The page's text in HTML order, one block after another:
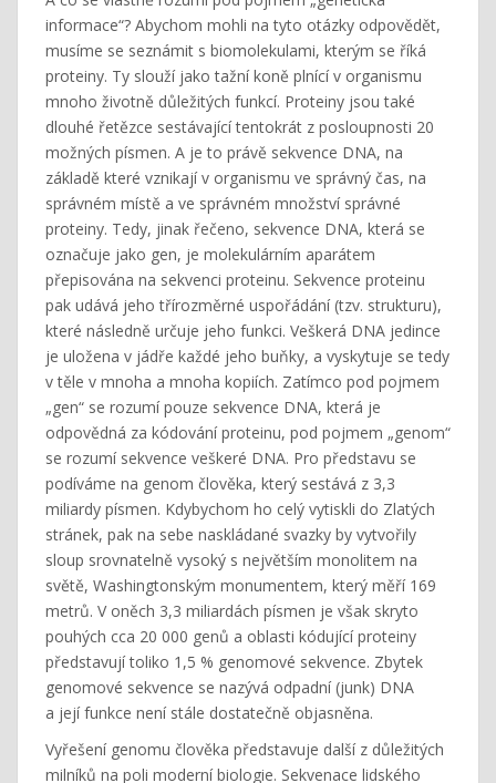
informace“? Abychom mohli na tyto otázky odpovědět,
musíme se seznámit s biomolekulami, kterým se říká
proteiny. Ty slouží jako tažní koně plnící v organismu
mnoho životně důležitých funkcí. Proteiny jsou také
dlouhé řetězce sestávající tentokrát z posloupnosti 20
možných písmen. A je to právě sekvence DNA, na
základě které vznikají v organismu ve správný čas, na
správném místě a ve správném množství správné
proteiny. Tedy, jinak řečeno, sekvence DNA, která se
označuje jako gen, je molekulárním aparátem
přepisována na sekvenci proteinu. Sekvence proteinu
pak udává jeho třírozměrné uspořádání (tzv. strukturu),
které následně určuje jeho funkci. Veškerá DNA jedince
je uložena v jádře každé jeho buňky, a vyskytuje se tedy
v těle v mnoha a mnoha kopiích. Zatímco pod pojmem
„gen“ se rozumí pouze sekvence DNA, která je
odpovědná za kódování proteinu, pod pojmem „genom“
se rozumí sekvence veškeré DNA. Pro představu se
podíváme na genom člověka, který sestává z 3,3
miliardy písmen. Kdybychom ho celý vytiskli do Zlatých
stránek, pak na sebe naskládané svazky by vytvořily
sloup srovnatelně vysoký s největším monolitem na
světě, Washingtonským monumentem, který měří 169
metrů. V oněch 3,3 miliardách písmen je však skryto
pouhých cca 20 000 genů a oblasti kódující proteiny
představují toliko 1,5 % genomové sekvence. Zbytek
genomové sekvence se nazývá odpadní (junk) DNA
a její funkce není stále dostatečně objasněna.
Vyřešení genomu člověka představuje další z důležitých
milníků na poli moderní biologie. Sekvenace lidského